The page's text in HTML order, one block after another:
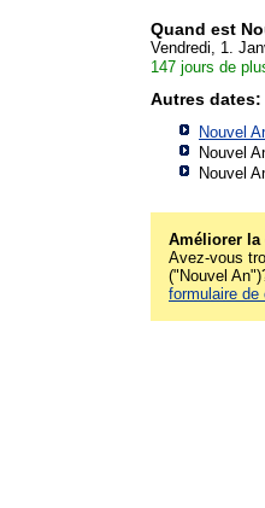
Quand est
Vendredi, 1.
147 jours de
Autres dates:
Nouvel
Nouvel
Nouvel
Améliorer la
Avez-vous
("Nouvel
formulaire de